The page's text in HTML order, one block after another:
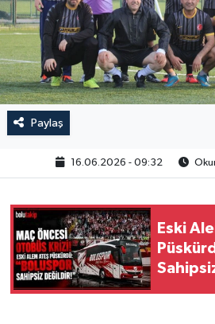
Paylaş
16.06.2026 - 09:32
Eski